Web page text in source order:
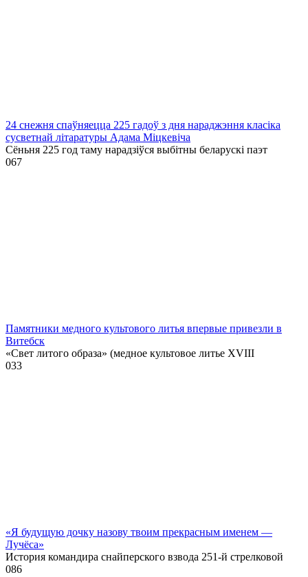
24 снежня спаўняецца 225 гадоў з дня нараджэння класіка
сусветнай літаратуры Адама Міцкевіча
Сёньня 225 год таму нарадзіўся выбітны беларускі паэт
067
Памятники медного культового литья впервые привезли в
Витебск
«Свет литого образа» (медное культовое литье XVIII
033
«Я будущую дочку назову твоим прекрасным именем —
Лучёса»
История командира снайперского взвода 251-й стрелковой
086